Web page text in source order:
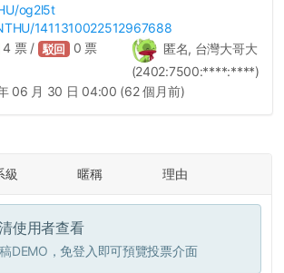
/og2l5t
/1411310022512967688
匿名, 台灣大哥大
(2402:7500:****:****)
4 票 / 駁回 0 票
06 月 30 日 04:00 (62 個月前)
級 暱稱 理由
使用者查看
DEMO ，免登入即可預覽投票介面